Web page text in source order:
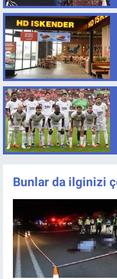
Bunlar da ilginizi